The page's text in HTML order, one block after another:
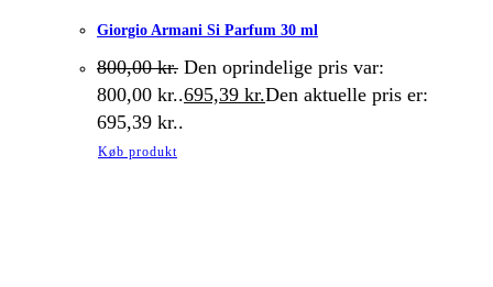
Giorgio Armani Si Parfum 30 ml
800,00kr. Den oprindelige pris var:
800,00 kr..695,39 kr.Den aktuelle pris er:
695,39 kr..
Køb produkt